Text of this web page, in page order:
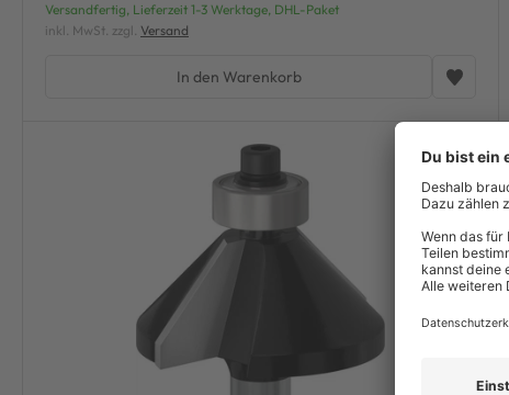
Versandfertig, Lieferzeit 1-3 Werktage, DHL-Paket
inkl. MwSt. zzgl. Versand
In den Warenkorb